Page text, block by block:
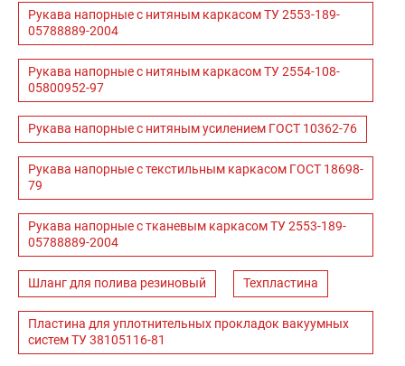
Рукава напорные с нитяным каркасом ТУ 2553-189-
05788889-2004
Рукава напорные с нитяным каркасом ТУ 2554-108-
05800952-97
Рукава напорные с нитяным усилением ГОСТ 10362-76
Рукава напорные с текстильным каркасом ГОСТ 18698-
79
Рукава напорные с тканевым каркасом ТУ 2553-189-
05788889-2004
Шланг для полива резиновый Техпластина
Пластина для уплотнительных прокладок вакуумных
систем ТУ 38105116-81